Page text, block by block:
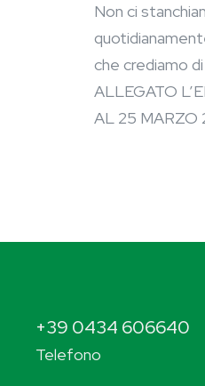
Non ci
che crediamo
ALLEGATO
AL 25 MARZO
+39 0434 606640
Telefono